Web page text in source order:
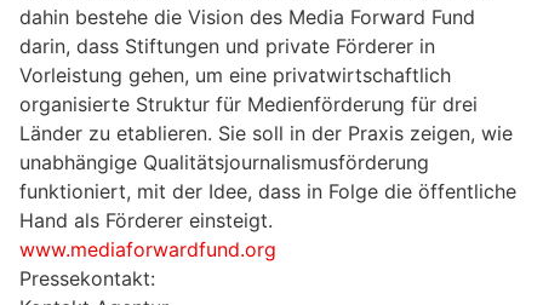
dahin bestehe die Vision des Media Forward Fund
darin, dass Stiftungen und private Förderer in
Vorleistung gehen, um eine privatwirtschaftlich
organisierte Struktur für Medienförderung für drei
Länder zu etablieren. Sie soll in der Praxis zeigen, wie
unabhängige Qualitätsjournalismusförderung
funktioniert, mit der Idee, dass in Folge die öffentliche
Hand als Förderer einsteigt.
www.mediaforwardfund.org
Pressekontakt: